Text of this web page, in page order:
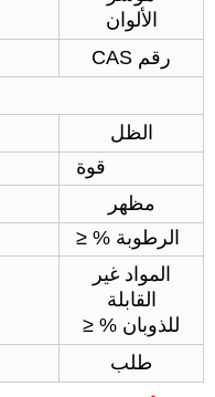
الألوان
رقم CAS
الظل
قوة
مظهر
الرطوبة % ≤
المواد غير
القابلة
للذوبان % ≤
طلب